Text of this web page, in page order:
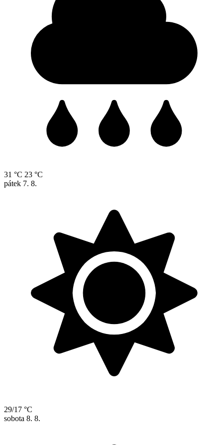
31 °C 23 °C
pátek 7. 8.
29/17 °C
sobota 8. 8.